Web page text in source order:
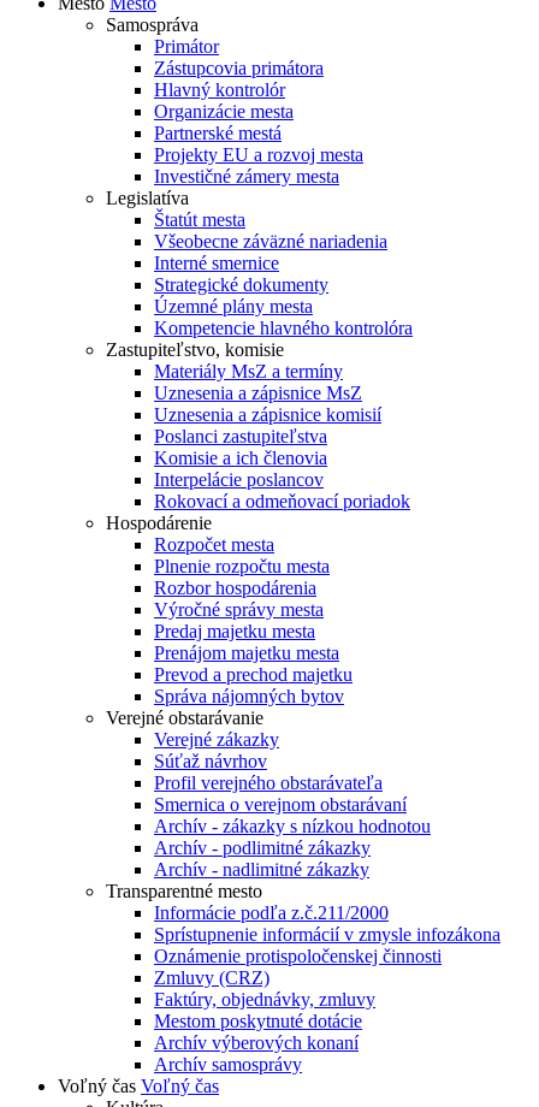
Samospráva
Primátor
Zástupcovia primátora
Hlavný kontrolór
Organizácie mesta
Partnerské mestá
Projekty EU a rozvoj mesta
Investičné zámery mesta
Legislatíva
Štatút mesta
Všeobecne záväzné nariadenia
Interné smernice
Strategické dokumenty
Územné plány mesta
Kompetencie hlavného kontrolóra
Zastupiteľstvo, komisie
Materiály MsZ a termíny
Uznesenia a zápisnice MsZ
Uznesenia a zápisnice komisií
Poslanci zastupiteľstva
Komisie a ich členovia
Interpelácie poslancov
Rokovací a odmeňovací poriadok
Hospodárenie
Rozpočet mesta
Plnenie rozpočtu mesta
Rozbor hospodárenia
Výročné správy mesta
Predaj majetku mesta
Prenájom majetku mesta
Prevod a prechod majetku
Správa nájomných bytov
Verejné obstarávanie
Verejné zákazky
Súťaž návrhov
Profil verejného obstarávateľa
Smernica o verejnom obstarávaní
Archív - zákazky s nízkou hodnotou
Archív - podlimitné zákazky
Archív - nadlimitné zákazky
Transparentné mesto
Informácie podľa z.č.211/2000
Sprístupnenie informácií v zmysle infozákona
Oznámenie protispoločenskej činnosti
Zmluvy (CRZ)
Faktúry, objednávky, zmluvy
Mestom poskytnuté dotácie
Archív výberových konaní
Archív samosprávy
Voľný čas Voľný čas